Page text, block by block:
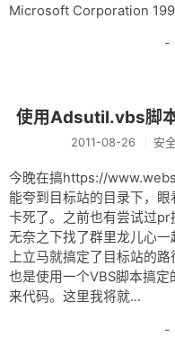
Microsoft Corporation
-
使用Adsutil.vbs脚
2011-08-26 安
今晚在搞https://
能夸到目标站的目录下，
卡死了。之前也有尝试过pr
无奈之下找了群里龙儿心
上立马就搞定了目标站的
也是使用一个VBS脚本搞
来代码。这里我将就...
-